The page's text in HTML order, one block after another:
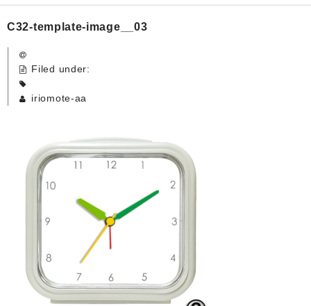
HOME
卒園記念品
カード付フォトフレームクロック(集合)
目覚まし時計(集合＋個別)
メロディ時計(集合)
目覚まし時計(個別)
お絵かきギャラリープラス(絵＋個別)
C32-template-image__03
Filed under:
iriomote-aa